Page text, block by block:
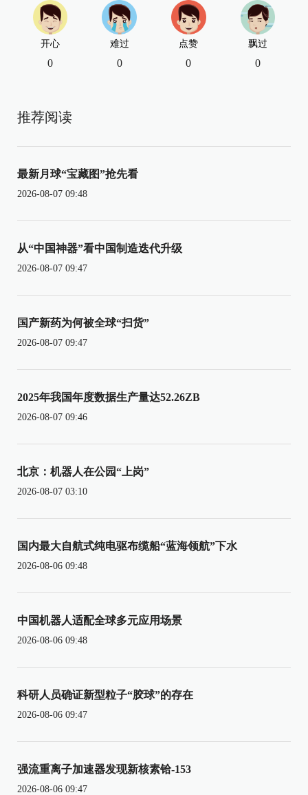
开心
0
难过
0
点赞
0
飘过
0
推荐阅读
最新月球“宝藏图”抢先看
2026-08-07 09:48
从“中国神器”看中国制造迭代升级
2026-08-07 09:47
国产新药为何被全球“扫货”
2026-08-07 09:47
2025年我国年度数据生产量达52.26ZB
2026-08-07 09:46
北京：机器人在公园“上岗”
2026-08-07 03:10
国内最大自航式纯电驱布缆船“蓝海领航”下水
2026-08-06 09:48
中国机器人适配全球多元应用场景
2026-08-06 09:48
科研人员确证新型粒子“胶球”的存在
2026-08-06 09:47
强流重离子加速器发现新核素铪-153
2026-08-06 09:47